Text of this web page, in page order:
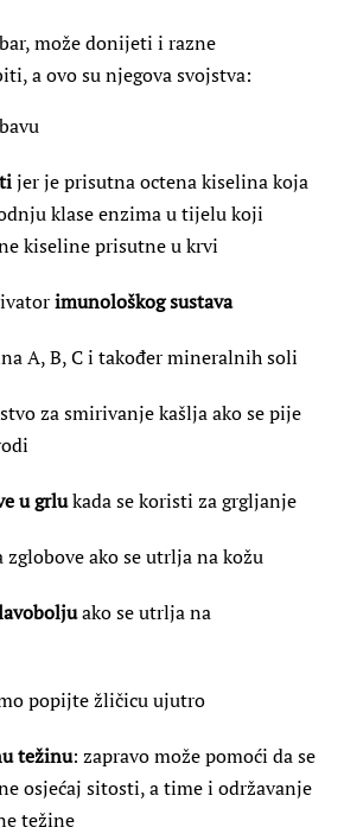
može donijeti i razne
a ovo su njegova svojstva:
jer je prisutna octena kiselina koja
klase enzima u tijelu koji
kiseline prisutne u krvi
imunološkog sustava
A, B, C i također mineralnih soli
za smirivanje kašlja ako se pije
u grlukada se koristi za grgljanje
ako se utrlja na kožu
ako se utrlja na
popijte žličicu ujutro
težinu: zapravo može pomoći da se
osjećaj sitosti, a time i održavanje
težine